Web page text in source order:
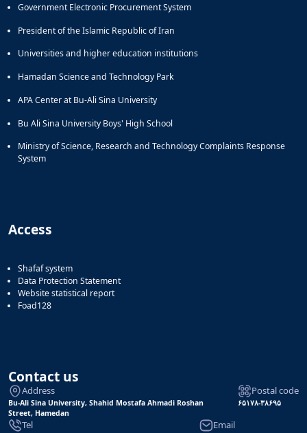
Government Electronic Procurement System
President of the Islamic Republic of Iran
Universities and higher education institutions
Hamadan Science and Technology Park
APA Center at Bu-Ali Sina University
Bu Ali Sina University Boys' High School
Ministry of Science, Research and Technology Complaints Response
System
Access
Shafaf system
Data Protection Statement
Website statistical report
Foad128
Contact us
Address
Bu-Ali Sina University, Shahid Mostafa Ahmadi Roshan
Street, Hamedan
Postal code
۶۵۱۷۸-۳۸۶۹۵
Tel Email